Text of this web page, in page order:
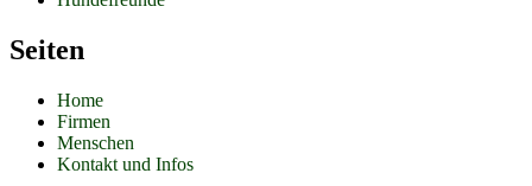
Seiten
Home
Firmen
Menschen
Kontakt und Infos